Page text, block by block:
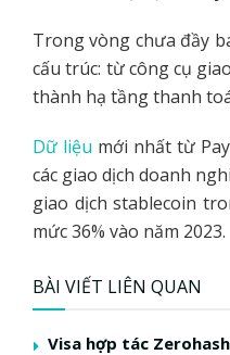
Trong vòng chưa đầy
cấu trúc: từ công cụ
thành hạ tầng thanh
Dữ liệu mới nhất từ
các giao dịch doanh
giao dịch stablecoin
mức 36% vào năm 2023.
BÀI VIẾT LIÊN QUAN
Visa hợp tác